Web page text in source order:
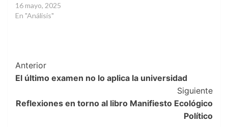
16 mayo, 2025
En "Análisis"
Post
Navigation
Anterior
El último examen no lo aplica la universidad
Siguiente
Reflexiones en torno al libro Manifiesto Ecológico
Político